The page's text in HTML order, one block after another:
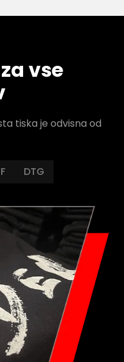
vse
tiska je odvisna od
DTG